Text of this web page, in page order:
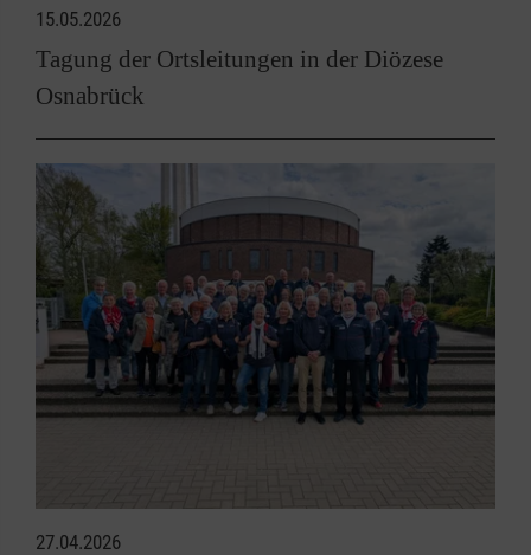
15.05.2026
Tagung der Ortsleitungen in der Diözese
Osnabrück
27.04.2026